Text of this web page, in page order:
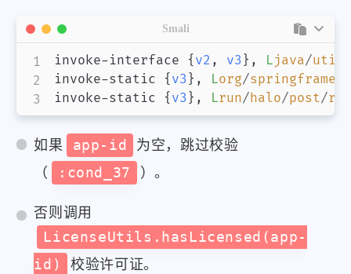
invoke-interface { v2 , v3 } , Ljava/util
invoke-static { v3 } , Lorg/
invoke-static { v3 } , Lrun/halo/post/
Smali
如果 app-id
为空，跳过校验
（
:cond_37 ）。
否则调用
LicenseUtils.hasLicensed(app-
id)
校验许可证。